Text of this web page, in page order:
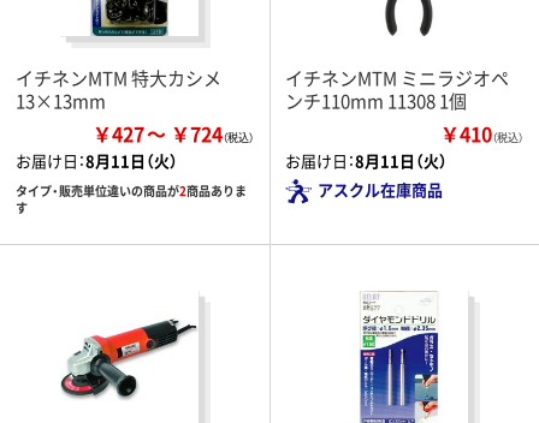
イチネンMTM 特大カシメ
13×13mm
￥427 ￥724
お届け日：8月11日（火）
タイプ・販売単位違いの商品が2商品ありま
す
イチネンMTM ミニラジオペ
ンチ110mm 11308 1個
￥410（税込）
お届け日：8月11日（火）
アスクル在庫商品